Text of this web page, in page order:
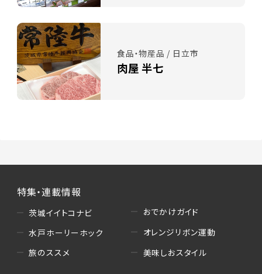
食品・物産品 / 日立市
肉屋 半七
特集・連載情報
茨城イイトコナビ
水戸ホーリーホック
旅のススメ
おでかけガイド
オレンジリボン運動
美味しおスタイル